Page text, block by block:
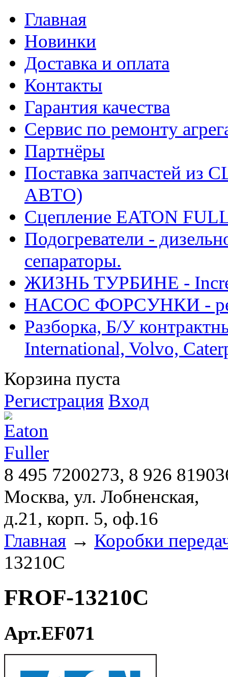
Главная
Новинки
Доставка и оплата
Контакты
Гарантия качества
Сервис по ремонту
Партнёры
Поставка запчастей
АВТО)
Сцепление EATON
Подогреватели -
сепараторы.
ЖИЗНЬ ТУРБИНЕ -
НАСОС ФОРСУНКИ -
Разборка, Б/У
International, Volvo,
Корзина пуста
Регистрация Вход
8 495 7200273, 8 926
Москва, ул. Лобненская,
д.21, корп. 5, оф.16
Главная → Коробки
13210C
FROF-13210C
Арт.EF071